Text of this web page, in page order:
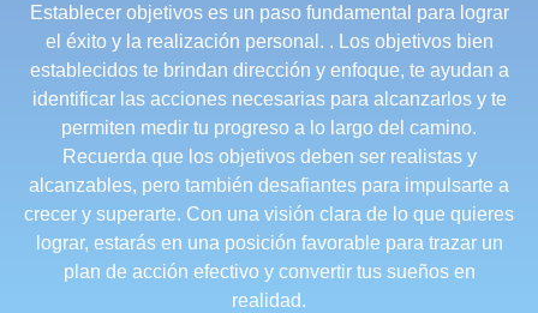
Establecer objetivos es un paso fundamental para lograr
el éxito y la realización personal. . Los objetivos bien
establecidos te brindan dirección y enfoque, te ayudan a
identificar las acciones necesarias para alcanzarlos y te
permiten medir tu progreso a lo largo del camino.
Recuerda que los objetivos deben ser realistas y
alcanzables, pero también desafiantes para impulsarte a
crecer y superarte. Con una visión clara de lo que quieres
lograr, estarás en una posición favorable para trazar un
plan de acción efectivo y convertir tus sueños en
realidad.